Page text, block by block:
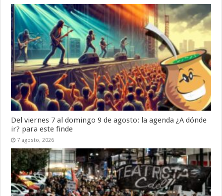
Del viernes 7 al domingo 9 de agosto: la agenda ¿A dónde
ir? para este finde
7 agosto, 2026